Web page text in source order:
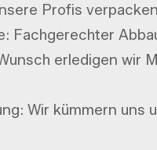
Profis
Fachgerechter
erledigen wir
Wir kümmern